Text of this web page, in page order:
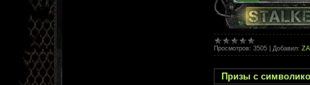
Просмотров: 3505 Добавил:
Призы с